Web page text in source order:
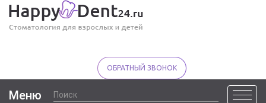
ОБРАТНЫЙ ЗВОНОК
Меню